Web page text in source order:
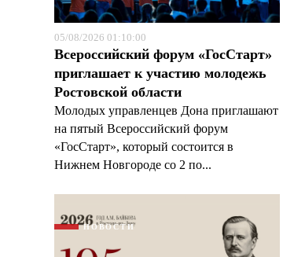
05/08/2026 01:10:00
Всероссийский форум «ГосСтарт»
приглашает к участию молодежь
Ростовской области
Молодых управленцев Дона приглашают
на пятый Всероссийский форум
«ГосСтарт», который состоится в
Нижнем Новгороде со 2 по...
НОВОСТИ